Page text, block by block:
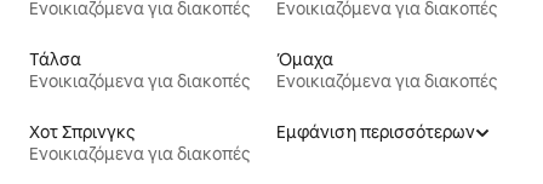
Ενοικιαζόμενα για διακοπές
Ενοικιαζόμενα για διακοπές
Τάλσα
Ενοικιαζόμενα για διακοπές
Όμαχα
Ενοικιαζόμενα για διακοπές
Χοτ Σπρινγκς
Ενοικιαζόμενα για διακοπές
Εμφάνιση περισσότερων